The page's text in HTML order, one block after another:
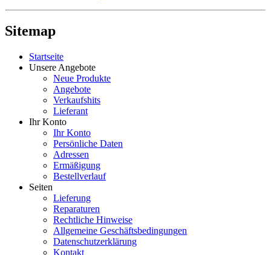
Sitemap
Startseite
Unsere Angebote
Neue Produkte
Angebote
Verkaufshits
Lieferant
Ihr Konto
Ihr Konto
Persönliche Daten
Adressen
Ermäßigung
Bestellverlauf
Seiten
Lieferung
Reparaturen
Rechtliche Hinweise
Allgemeine Geschäftsbedingungen
Datenschutzerklärung
Kontakt